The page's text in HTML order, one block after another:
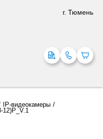
г. Тюмень
IP-видеокамеры
12)P_V.1